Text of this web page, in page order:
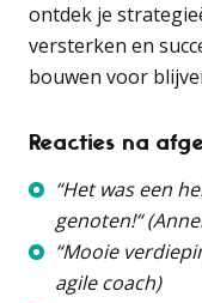
ontdek je
versterken en
bouwen voor
Reacties na
“Het was een
genoten!“
“Mooie
agile coach)